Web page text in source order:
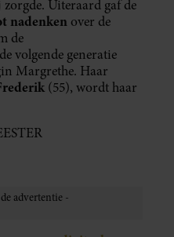
Uiteraard gaf de
nadenken over de
de
volgende generatie
Margrethe. Haar
(55), wordt haar